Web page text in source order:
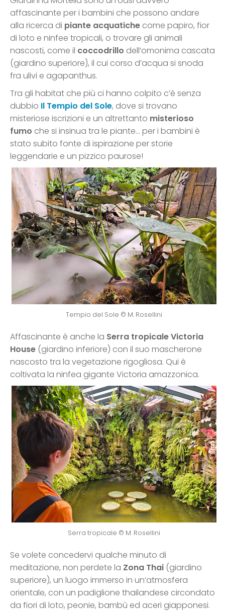
affascinante per i bambini che possono andare
alla ricerca di piante acquatiche come papiro, fior
di loto e ninfee tropicali, o trovare gli animali
nascosti, come il coccodrillo dell’omonima cascata
(giardino superiore), il cui corso d’acqua si snoda
fra ulivi e agapanthus.
Tra gli habitat che più ci hanno colpito c’è senza
dubbio Il Tempio del Sole, dove si trovano
misteriose iscrizioni e un altrettanto misterioso
fumo che si insinua tra le piante… per i bambini è
stato subito fonte di ispirazione per storie
leggendarie e un pizzico paurose!
Tempio del Sole © M. Rosellini
Affascinante è anche la Serra tropicale Victoria
House (giardino inferiore) con il suo mascherone
nascosto tra la vegetazione rigogliosa. Qui è
coltivata la ninfea gigante Victoria amazzonica.
Serra tropicale © M. Rosellini
Se volete concedervi qualche minuto di
meditazione, non perdete la Zona Thai (giardino
superiore), un luogo immerso in un’atmosfera
orientale, con un padiglione thailandese circondato
da fiori di loto, peonie, bambù ed aceri giapponesi.